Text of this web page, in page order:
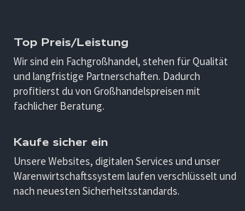
Top Preis/Leistung
Wir sind ein Fachgroßhandel, stehen für Qualität
und langfristige Partnerschaften. Dadurch
profitierst du von Großhandelspreisen mit
fachlicher Beratung.
Kaufe sicher ein
Unsere Websites, digitalen Services und unser
Warenwirtschaftssystem laufen verschlüsselt und
nach neuesten Sicherheitsstandards.